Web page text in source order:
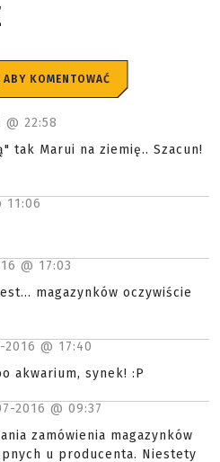
KOMENTOWAĆ
@ 22:58
tak Marui na ziemię.. Szacun!
11:06
@ 17:03
magazynków oczywiście
2016 @ 17:40
akwarium, synek! :P
2016 @ 09:37
zamówienia magazynków
u producenta. Niestety